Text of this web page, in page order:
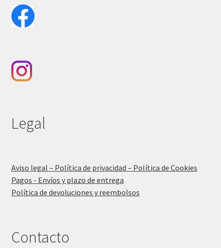
Legal
Aviso legal – Política de privacidad – Política de Cookies
Pagos - Envíos y plazo de entrega
Política de devoluciones y reembolsos
Contacto